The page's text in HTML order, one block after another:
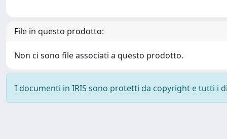
File in questo prodotto:
Non ci sono file associati a questo prodotto.
I documenti in IRIS sono protetti da copyright e tutti i